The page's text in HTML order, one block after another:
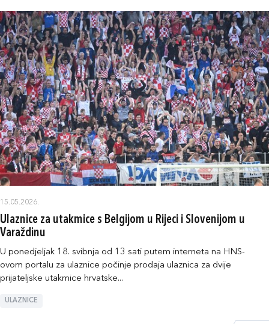
15.05.2026.
Ulaznice za utakmice s Belgijom u Rijeci i Slovenijom u
Varaždinu
U ponedjeljak 18. svibnja od 13 sati putem interneta na HNS-
ovom portalu za ulaznice počinje prodaja ulaznica za dvije
prijateljske utakmice hrvatske...
ULAZNICE